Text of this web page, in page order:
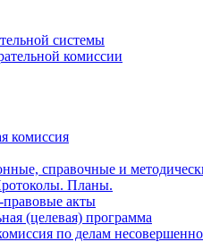
системы
комиссии
комиссия
справочные и
Планы.
акты
(целевая) программа
по делам